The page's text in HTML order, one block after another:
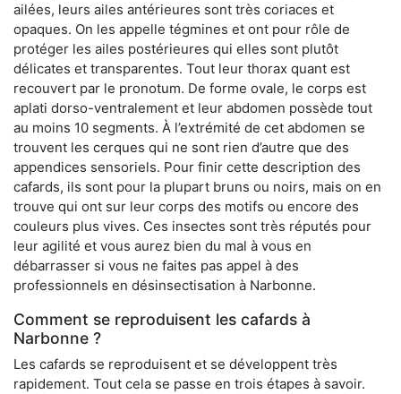
ailées, leurs ailes antérieures sont très coriaces et
opaques. On les appelle tégmines et ont pour rôle de
protéger les ailes postérieures qui elles sont plutôt
délicates et transparentes. Tout leur thorax quant est
recouvert par le pronotum. De forme ovale, le corps est
aplati dorso-ventralement et leur abdomen possède tout
au moins 10 segments. À l’extrémité de cet abdomen se
trouvent les cerques qui ne sont rien d’autre que des
appendices sensoriels. Pour finir cette description des
cafards, ils sont pour la plupart bruns ou noirs, mais on en
trouve qui ont sur leur corps des motifs ou encore des
couleurs plus vives. Ces insectes sont très réputés pour
leur agilité et vous aurez bien du mal à vous en
débarrasser si vous ne faites pas appel à des
professionnels en désinsectisation à Narbonne.
Comment se reproduisent les cafards à
Narbonne ?
Les cafards se reproduisent et se développent très
rapidement. Tout cela se passe en trois étapes à savoir.